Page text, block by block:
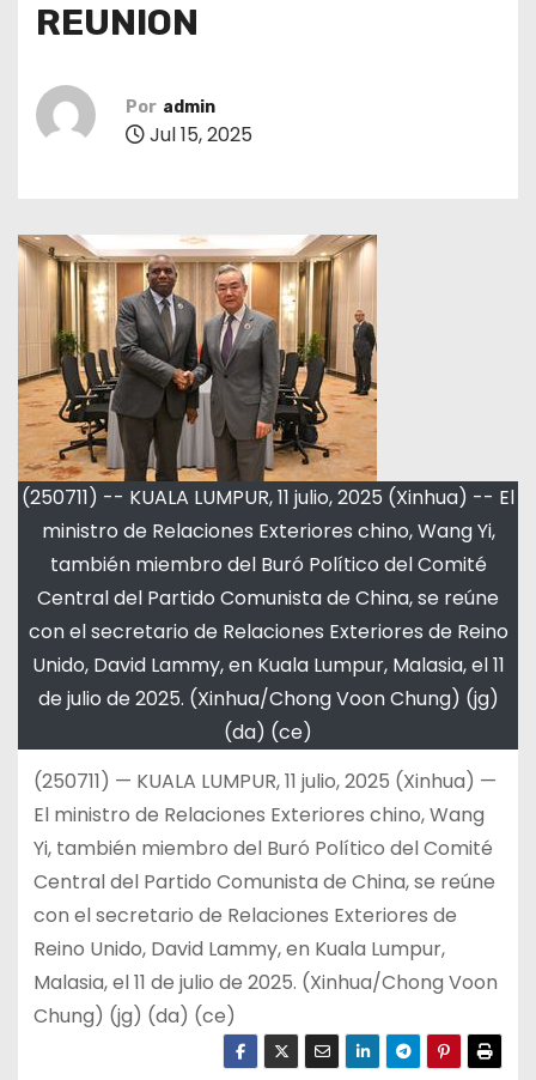
REUNION
Por admin
Jul 15, 2025
(250711) -- KUALA LUMPUR, 11 julio, 2025 (Xinhua) -- El
ministro de Relaciones Exteriores chino, Wang Yi,
también miembro del Buró Político del Comité
Central del Partido Comunista de China, se reúne
con el secretario de Relaciones Exteriores de Reino
Unido, David Lammy, en Kuala Lumpur, Malasia, el 11
de julio de 2025. (Xinhua/Chong Voon Chung) (jg)
(da) (ce)
(250711) — KUALA LUMPUR, 11 julio, 2025 (Xinhua) —
El ministro de Relaciones Exteriores chino, Wang
Yi, también miembro del Buró Político del Comité
Central del Partido Comunista de China, se reúne
con el secretario de Relaciones Exteriores de
Reino Unido, David Lammy, en Kuala Lumpur,
Malasia, el 11 de julio de 2025. (Xinhua/Chong Voon
Chung) (jg) (da) (ce)